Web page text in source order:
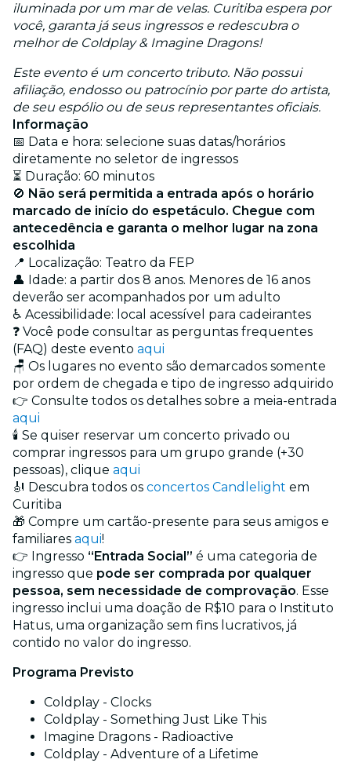
iluminada por um mar de velas. Curitiba espera por
você, garanta já seus ingressos e redescubra o
melhor de Coldplay & Imagine Dragons!
Este evento é um concerto tributo. Não possui
afiliação, endosso ou patrocínio por parte do artista,
de seu espólio ou de seus representantes oficiais.
Informação
📅 Data e hora: selecione suas datas/horários
diretamente no seletor de ingressos
⏳ Duração: 60 minutos
🚫 Não será permitida a entrada após o horário
marcado de início do espetáculo. Chegue com
antecedência e garanta o melhor lugar na zona
escolhida
📍 Localização: Teatro da FEP
👤 Idade: a partir dos 8 anos. Menores de 16 anos
deverão ser acompanhados por um adulto
♿ Acessibilidade: local acessível para cadeirantes
❓ Você pode consultar as perguntas frequentes
(FAQ) deste evento aqui
🪑 Os lugares no evento são demarcados somente
por ordem de chegada e tipo de ingresso adquirido
👉 Consulte todos os detalhes sobre a meia-entrada
aqui
🕯️ Se quiser reservar um concerto privado ou
comprar ingressos para um grupo grande (+30
pessoas), clique aqui
🎻 Descubra todos os concertos Candlelight em
Curitiba
🎁 Compre um cartão-presente para seus amigos e
familiares aqui!
👉 Ingresso “Entrada Social” é uma categoria de
ingresso que pode ser comprada por qualquer
pessoa, sem necessidade de comprovação. Esse
ingresso inclui uma doação de R$10 para o Instituto
Hatus, uma organização sem fins lucrativos, já
contido no valor do ingresso.
Programa Previsto
Coldplay - Clocks
Coldplay - Something Just Like This
Imagine Dragons - Radioactive
Coldplay - Adventure of a Lifetime